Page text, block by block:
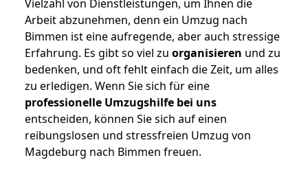
Vielzahl von Dienstleistungen, um Ihnen die
Arbeit abzunehmen, denn ein Umzug nach
Bimmen ist eine aufregende, aber auch stressige
Erfahrung. Es gibt so viel zu organisieren und zu
bedenken, und oft fehlt einfach die Zeit, um alles
zu erledigen. Wenn Sie sich für eine
professionelle Umzugshilfe bei uns
entscheiden, können Sie sich auf einen
reibungslosen und stressfreien Umzug von
Magdeburg nach Bimmen freuen.